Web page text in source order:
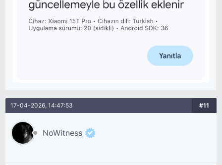
17-04-2026, 14:47:53 #11
NoWitness